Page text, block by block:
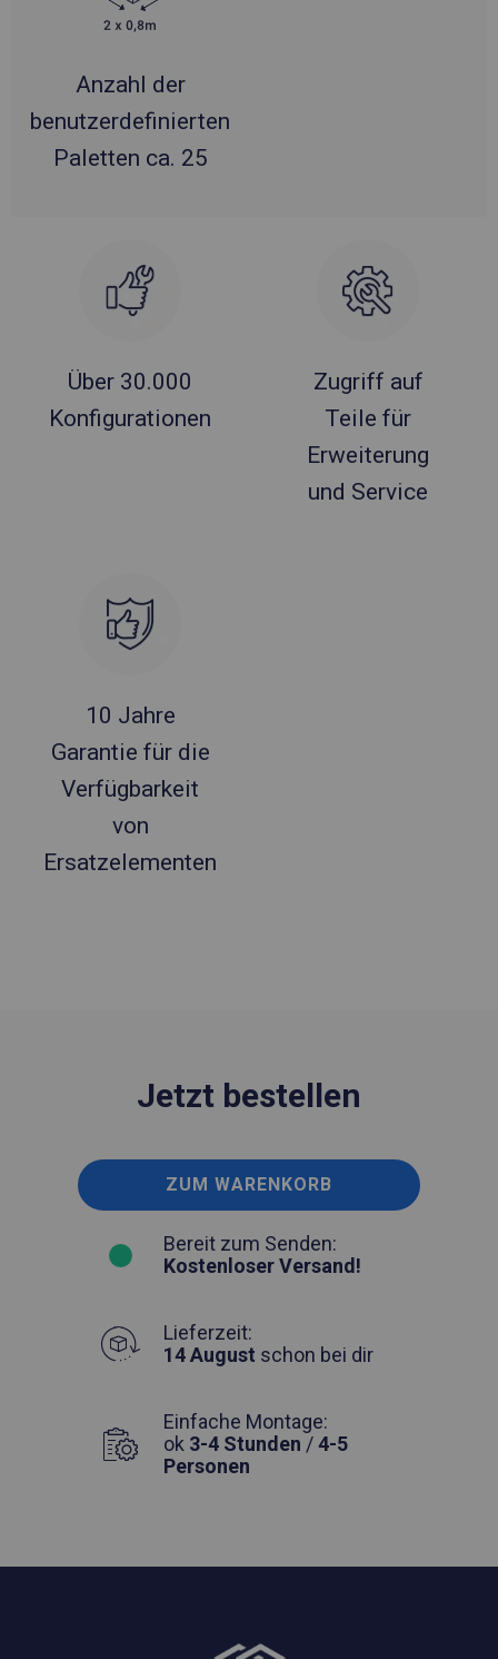
Anzahl der
benutzerdefinierten
Paletten ca. 25
Über 30.000
Konfigurationen
Zugriff auf
Teile für
Erweiterung
und Service
10 Jahre
Garantie für die
Verfügbarkeit
von
Ersatzelementen
Jetzt bestellen
ZUM WARENKORB
Bereit zum Senden:
Kostenloser Versand!
Lieferzeit:
14 August schon bei dir
Einfache Montage:
ok 3-4 Stunden /4-5
Personen